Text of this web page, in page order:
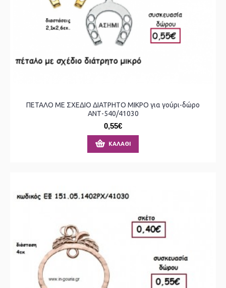
ΠΕΤΑΛΟ ΜΕ ΣΧΕΔΙΟ ΔΙΑΤΡΗΤΟ ΜΙΚΡΟ για γούρι-δώρο
ΑΝΤ-540/41030
0,55€
ΚΑΛΆΘΙ